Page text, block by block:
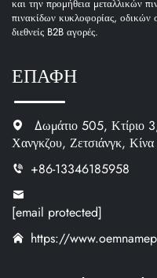
και την προμήθεια μεταλλικών
πινακίδων κυκλοφορίας,
διεθνείς B2B αγορές.
ΕΠΑΦΗ
Δωμάτιο 505, Κτίριο
Χανγκζου, Ζετσιάνγκ, Κίνα
+86-13346185958
[email protected]
https://